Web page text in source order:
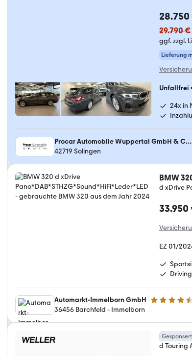
29.790 €
ggf. zzgl.
Lieferung
Unfallfrei
24x in
Procar Automobile Wuppertal GmbH & Co. KG
42719 Solingen
BMW
d xDrive
33.950
EZ 01/
Automarkt-Immelborn GmbH 4.4 Sterne
36456 Barchfeld - Immelborn
Gesponsert
d Touring